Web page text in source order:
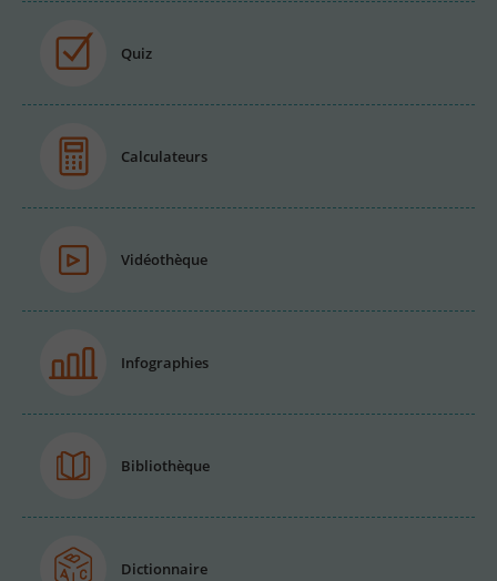
Quiz
Calculateurs
Vidéothèque
Infographies
Bibliothèque
Dictionnaire